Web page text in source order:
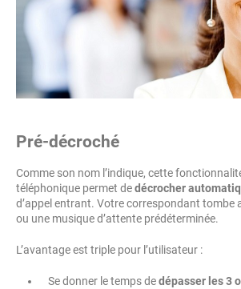
Pré-décroché
Comme son nom l’indique, cette
téléphonique permet dedécrocher
d’appel entrant. Votre correspondant tombe
ou une musique d’attente prédéterminée.
L’avantage est triple pour l’utilisateur :
Se donner le temps dedépasser les 3